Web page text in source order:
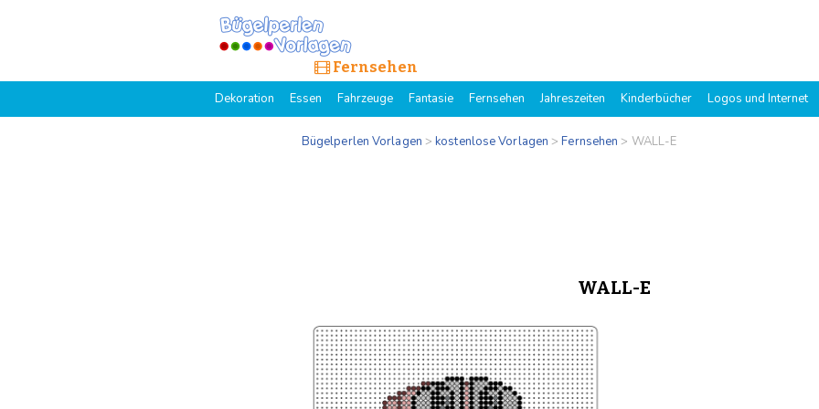
Fernsehen
Dekoration Essen Fahrzeuge Fantasie Fernsehen Jahreszeiten Kinderbücher Logos und Internet
Bügelperlen Vorlagen >kostenlose Vorlagen >Fernsehen > WALL-E
WALL-E